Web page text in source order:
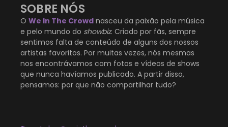
SOBRE NÓS
O We In The Crowd nasceu da paixão pela música
e pelo mundo do showbiz. Criado por fãs, sempre
sentimos falta de conteúdo de alguns dos nossos
artistas favoritos. Por muitas vezes, nós mesmas
nos encontrávamos com fotos e vídeos de shows
que nunca havíamos publicado. A partir disso,
pensamos: por que não compartilhar tudo?